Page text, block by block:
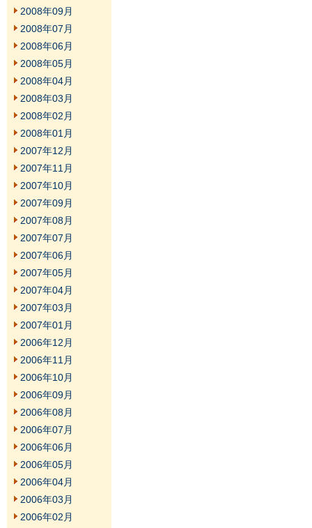
2008年09月
2008年07月
2008年06月
2008年05月
2008年04月
2008年03月
2008年02月
2008年01月
2007年12月
2007年11月
2007年10月
2007年09月
2007年08月
2007年07月
2007年06月
2007年05月
2007年04月
2007年03月
2007年01月
2006年12月
2006年11月
2006年10月
2006年09月
2006年08月
2006年07月
2006年06月
2006年05月
2006年04月
2006年03月
2006年02月